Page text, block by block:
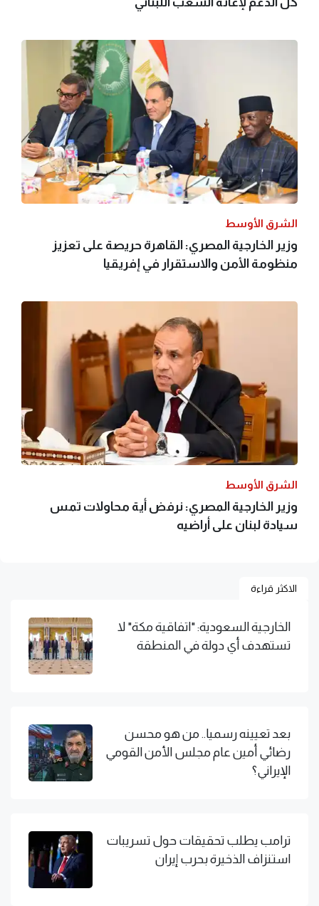
الشرق الأوسط
وزير الخارجية المصري: القاهرة حريصة على تعزيز
منظومة الأمن والاستقرار في إفريقيا
الشرق الأوسط
وزير الخارجية المصري: نرفض أية محاولات تمس
سيادة لبنان على أراضيه
الاكثر قراءة
الخارجية السعودية: "اتفاقية مكة" لا
تستهدف أي دولة في المنطقة
بعد تعيينه رسميا.. من هو محسن
رضائي أمين عام مجلس الأمن القومي
الإيراني؟
ترامب يطلب تحقيقات حول تسريبات
استنزاف الذخيرة بحرب إيران